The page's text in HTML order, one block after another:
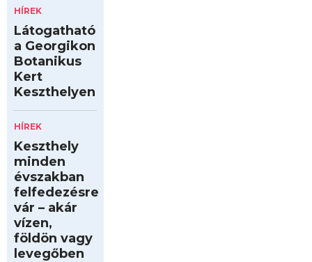
HÍREK
Látogatható
a Georgikon
Botanikus
Kert
Keszthelyen
HÍREK
Keszthely
minden
évszakban
felfedezésre
vár – akár
vízen,
földön vagy
levegőben